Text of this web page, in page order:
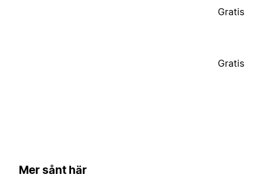
Gratis
Gratis
Mer sånt här